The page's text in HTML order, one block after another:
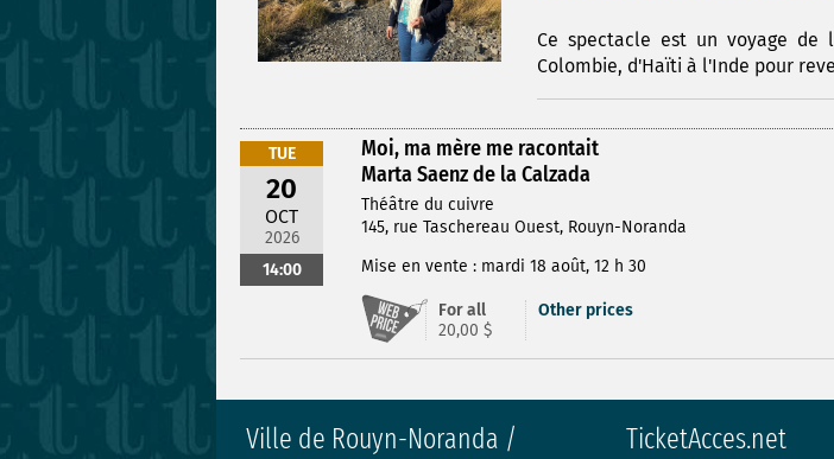
Ce spectacle est un voyage de
Colombie, d'Haïti à l'Inde pour
TUE
20
OCT
2026
14:00
Moi, ma mère me racontait
Marta Saenz de la Calzada
Théâtre du cuivre
145, rue Taschereau Ouest, Rouyn-Noranda
Mise en vente : mardi 18 août, 12 h 30
For all
20,00 $
Other prices
Ville de Rouyn-Noranda /
TicketAcces.net